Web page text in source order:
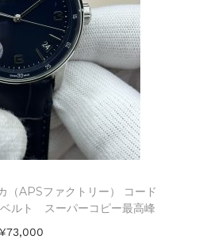
APSファクトリー） コード
ルト スーパーコピー最高峰
¥73,000